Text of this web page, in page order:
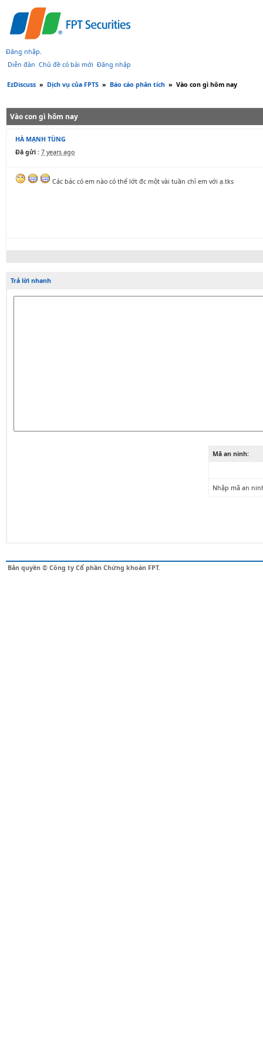
Đăng nhập.
Diễn đàn Chủ đề có bài mới Đăng nhập
EzDiscuss » Dịch vụ của FPTS » Báo cáo phân tích » Vào con gì hôm nay
Vào con gì hôm nay
HÀ MẠNH TÙNG
Đã gửi : 7 years ago
Các bác có em nào có thể lớt đc một vài tuần chỉ em với ạ.tks
Trả lời nhanh
Mã an ninh:
Nhập mã an
Bản quyền © Công ty Cổ phần Chứng khoán FPT.